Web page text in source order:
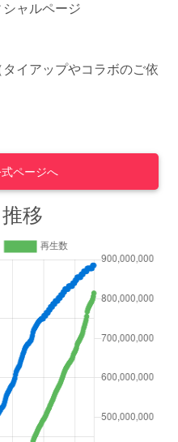
ャルページ
イアップやコラボのご依
ページへ
移